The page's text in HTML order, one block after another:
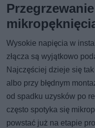
Wysokie napięcia w
złącza są wyjątkowo
Najczęściej dzieje się
albo przy błędnym
od spadku uzysków po
często spotyka się
powstać już na etapie